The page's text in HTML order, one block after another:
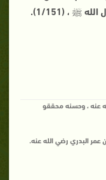
ﷺ ، (1/151).
الله عنه ، وحسنه محققو